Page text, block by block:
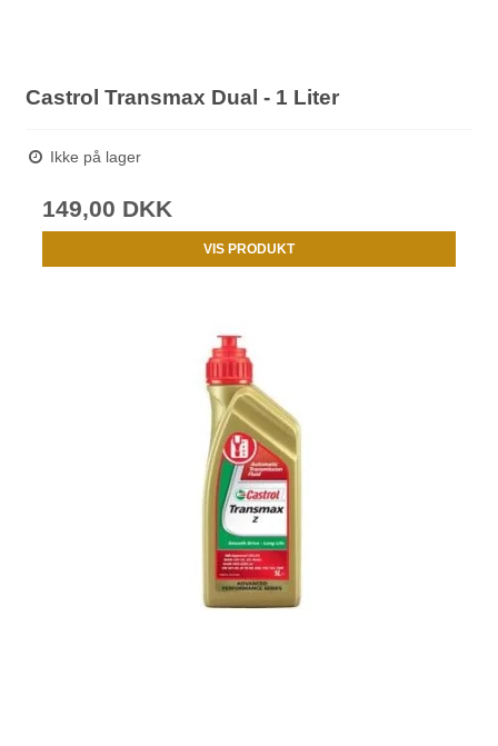
Castrol Transmax Dual - 1 Liter
Ikke på lager
149,00 DKK
VIS PRODUKT